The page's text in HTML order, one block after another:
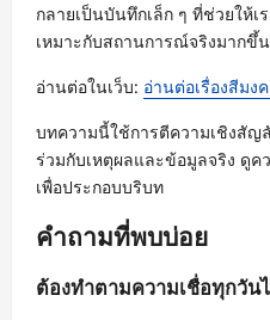
กลายเป็นบันทึกเล็ก ๆ ที่ช่วยให้เ
เหมาะกับสถานการณ์จริงมากขึ้น
อ่านต่อในเว็บ: อ่านต่อเรื่องสีมง
บทความนี้ใช้การตีความเชิงสั
ร่วมกับเหตุผลและข้อมูลจริง ดูค
เพื่อประกอบบริบท
คำถามที่พบบ่อย
ต้องทำตามความเชื่อทุกวัน